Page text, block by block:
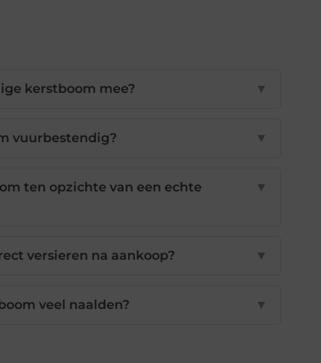
kerstboom mee? ▼
vuurbestendig? ▼
ten opzichte van een echte
▼
versieren na aankoop? ▼
veel naalden? ▼